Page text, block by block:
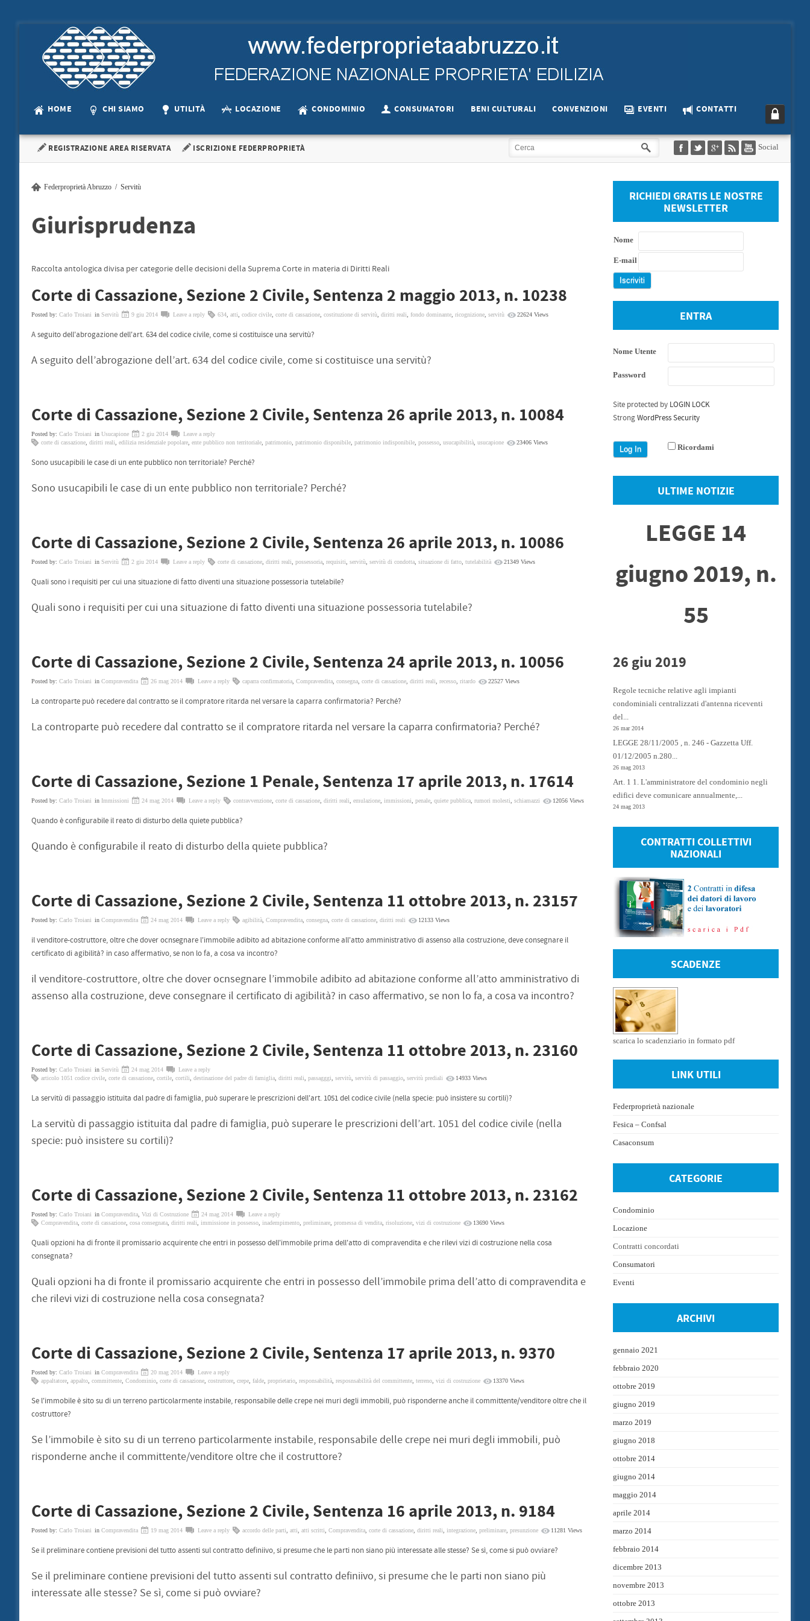
HOME CHI SIAMO UTILITÀ LOCAZIONE CONDOMINIO CONSUMATORI BENI CULTURALI CONVENZIONI EVENTI CONTATTI
REGISTRAZIONE AREA RISERVATA ISCRIZIONE FEDERPROPRIETÀ Social
Federproprietà Abruzzo Servitù
Giurisprudenza
Raccolta antologica divisa per categorie delle decisioni della Suprema Corte in materia di Diritti Reali
Corte di Cassazione, Sezione 2 Civile, Sentenza 2 maggio 2013, n. 10238
Posted by: Carlo Troiani in Servitù 9 giu 2014 Leave a reply 634, atti, codice civile, corte di cassazione, costituzione di servitù, diritti reali, fondo dominante, ricognizione, servitù 22624 Views
A seguito dell'abrogazione dell'art. 634 del codice civile, come si costituisce una servitù?
A seguito dell’abrogazione dell’art. 634 del codice civile, come si costituisce una servitù?
Corte di Cassazione, Sezione 2 Civile, Sentenza 26 aprile 2013, n. 10084
Posted by: Carlo Troiani in Usucapione 2 giu 2014
Leave a reply
corte di cassazione, diritti reali, edilizia residenziale popolare, ente pubblico non territoriale, patrimonio, patrimonio disponibile, patrimonio indisponibile, possesso, usucapibilità, usucapione 23406 Views
Sono usucapibili le case di un ente pubblico non territoriale? Perché?
Sono usucapibili le case di un ente pubblico non territoriale? Perché?
Corte di Cassazione, Sezione 2 Civile, Sentenza 26 aprile 2013, n. 10086
Posted by: Carlo Troiani in Servitù 2 giu 2014 Leave a reply corte di cassazione, diritti reali, possessoria, requisiti, servitù, servitù di condotta, situazione di fatto, tutelabilità 21349 Views
Quali sono i requisiti per cui una situazione di fatto diventi una situazione possessoria tutelabile?
Quali sono i requisiti per cui una situazione di fatto diventi una situazione possessoria tutelabile?
Corte di Cassazione, Sezione 2 Civile, Sentenza 24 aprile 2013, n. 10056
Posted by: Carlo Troiani in Compravendita 26 mag 2014 Leave a reply caparra confirmatoria, Compravendita, consegna, corte di cassazione, diritti reali, recesso, ritardo 22527 Views
La controparte può recedere dal contratto se il compratore ritarda nel versare la caparra confirmatoria? Perché?
La controparte può recedere dal contratto se il compratore ritarda nel versare la caparra confirmatoria? Perché?
Corte di Cassazione, Sezione 1 Penale, Sentenza 17 aprile 2013, n. 17614
Posted by: Carlo Troiani in Immissioni 24 mag 2014 Leave a reply contravvenzione, corte di cassazione, diritti reali, emulazione, immissioni, penale, quiete pubblica, rumori molesti, schiamazzi 12056 Views
Quando è configurabile il reato di disturbo della quiete pubblica?
Quando è configurabile il reato di disturbo della quiete pubblica?
Corte di Cassazione, Sezione 2 Civile, Sentenza 11 ottobre 2013, n. 23157
Posted by: Carlo Troiani in Compravendita 24 mag 2014 Leave a reply agibilità, Compravendita, consegna, corte di cassazione, diritti reali 12133 Views
il venditore-costruttore, oltre che dover ocnsegnare l'immobile adibito ad abitazione conforme all'atto amministrativo di assenso alla costruzione, deve consegnare il
certificato di agibilità? in caso affermativo, se non lo fa, a cosa va incontro?
il venditore-costruttore, oltre che dover ocnsegnare l’immobile adibito ad abitazione conforme all’atto amministrativo di
assenso alla costruzione, deve consegnare il certificato di agibilità? in caso affermativo, se non lo fa, a cosa va incontro?
Corte di Cassazione, Sezione 2 Civile, Sentenza 11 ottobre 2013, n. 23160
Posted by: Carlo Troiani in Servitù 24 mag 2014
Leave a reply
articolo 1051 codice civile, corte di cassazione, cortile, cortili, destinazione del padre di famiglia, diritti reali, passagggi, servitù, servitù di passaggio, servitù prediali 14933 Views
La servitù di passaggio istituita dal padre di famiglia, può superare le prescrizioni dell'art. 1051 del codice civile (nella specie: può insistere su cortili)?
La servitù di passaggio istituita dal padre di famiglia, può superare le prescrizioni dell’art. 1051 del codice civile (nella
specie: può insistere su cortili)?
Corte di Cassazione, Sezione 2 Civile, Sentenza 11 ottobre 2013, n. 23162
Posted by: Carlo Troiani in Compravendita, Vizi di Costruzione 24 mag 2014
Leave a reply
Compravendita, corte di cassazione, cosa consegnata, diritti reali, immissione in possesso, inadempimento, preliminare, promessa di vendita, risoluzione, vizi di costruzione 13690 Views
Quali opzioni ha di fronte il promissario acquirente che entri in possesso dell'immobile prima dell'atto di compravendita e che rilevi vizi di costruzione nella cosa
consegnata?
Quali opzioni ha di fronte il promissario acquirente che entri in possesso dell’immobile prima dell’atto di compravendita e
che rilevi vizi di costruzione nella cosa consegnata?
Corte di Cassazione, Sezione 2 Civile, Sentenza 17 aprile 2013, n. 9370
Posted by: Carlo Troiani in Compravendita 20 mag 2014
Leave a reply
appaltatore, appalto, committente, Condominio, corte di cassazione, costruttore, crepe, falde, proprietario, responsabilità, resposnsabilità del committente, terreno, vizi di costruzione 13370 Views
Se l'immobile è sito su di un terreno particolarmente instabile, responsabile delle crepe nei muri degli immobili, può risponderne anche il committente/venditore oltre che il
costruttore?
Se l’immobile è sito su di un terreno particolarmente instabile, responsabile delle crepe nei muri degli immobili, può
risponderne anche il committente/venditore oltre che il costruttore?
Corte di Cassazione, Sezione 2 Civile, Sentenza 16 aprile 2013, n. 9184
Posted by: Carlo Troiani in Compravendita 19 mag 2014 Leave a reply accordo delle parti, atti, atti scritti, Compravendita, corte di cassazione, diritti reali, integrazione, preliminare, presunzione 11281 Views
Se il preliminare contiene previsioni del tutto assenti sul contratto definiivo, si presume che le parti non siano più interessate alle stesse? Se sì, come si può ovviare?
Se il preliminare contiene previsioni del tutto assenti sul contratto definiivo, si presume che le parti non siano più
interessate alle stesse? Se sì, come si può ovviare?
RICHIEDI GRATIS LE NOSTRE
NEWSLETTER
Nome
E-mail
ENTRA
Nome Utente
Password
Site protected by LOGIN LOCK
StrongWordPress Security
Ricordami
ULTIME NOTIZIE
LEGGE 14
giugno 2019, n.
55
26 giu 2019
Regole tecniche relative agli impianti
condominiali centralizzati d'antenna riceventi
del...
26 mar 2014
LEGGE 28/11/2005 , n. 246 - Gazzetta Uff.
01/12/2005 n.280...
26 mag 2013
Art. 1 1. L'amministratore del condominio negli
edifici deve comunicare annualmente,...
24 mag 2013
CONTRATTI COLLETTIVI
NAZIONALI
SCADENZE
scarica lo scadenziario in formato pdf
LINK UTILI
Federproprietà nazionale
Fesica – Confsal
Casaconsum
CATEGORIE
Condominio
Locazione
Contratti concordati
Consumatori
Eventi
ARCHIVI
gennaio 2021
febbraio 2020
ottobre 2019
giugno 2019
marzo 2019
giugno 2018
ottobre 2014
giugno 2014
maggio 2014
aprile 2014
marzo 2014
febbraio 2014
dicembre 2013
novembre 2013
ottobre 2013